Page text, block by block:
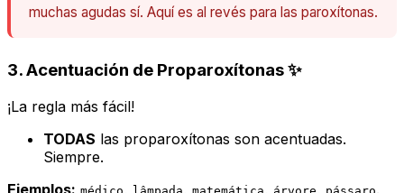
muchas agudas sí. Aquí es al revés para las paroxítonas.
3. Acentuación de Proparoxítonas ✨
¡La regla más fácil!
TODAS las proparoxítonas son acentuadas.
Siempre.
Ejemplos:
, , , , .